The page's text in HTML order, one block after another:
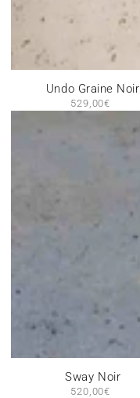
Undo Graine Noir
Prix
529,00€
Sway Noir
Prix
520,00€